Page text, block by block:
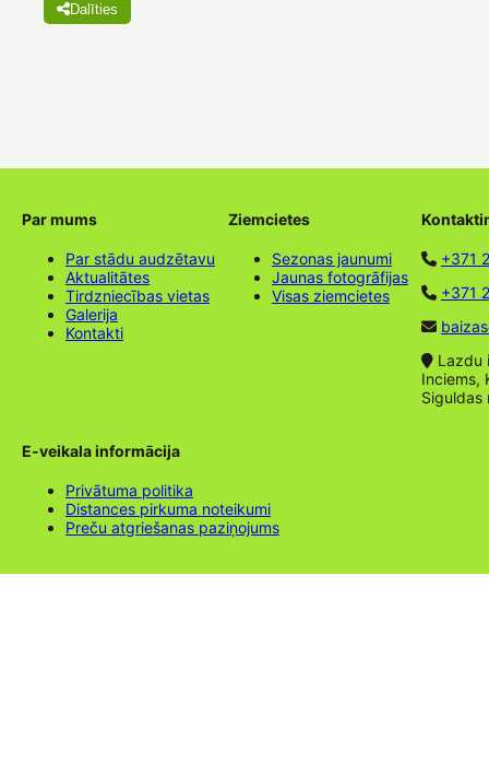
Dalīties
Par mums
Par stādu audzētavu
Aktualitātes
Tirdzniecības vietas
Galerija
Kontakti
Ziemcietes
Sezonas jaunumi
Jaunas fotogrāfijas
Visas ziemcietes
+371
+371
Lazdu
Inciems,
Siguldas
E-veikala informācija
Privātuma politika
Distances pirkuma noteikumi
Preču atgriešanas paziņojums